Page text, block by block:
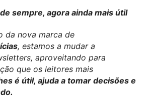
sempre, agora ainda mais útil
da nova marca de
, estamos a mudar a
aproveitando para
que os leitores mais
é útil, ajuda a tomar decisões e